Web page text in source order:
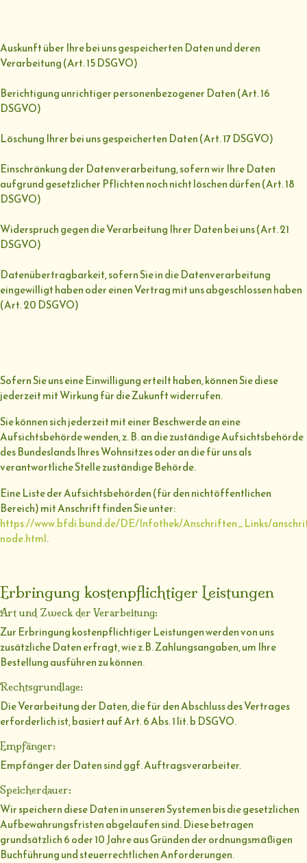
Auskunft über Ihre bei uns gespeicherten Daten und deren
Verarbeitung (Art. 15 DSGVO)
Berichtigung unrichtiger personenbezogener Daten (Art. 16
DSGVO)
Löschung Ihrer bei uns gespeicherten Daten (Art. 17 DSGVO)
Einschränkung der Datenverarbeitung, sofern wir Ihre Daten
aufgrund gesetzlicher Pflichten noch nicht löschen dürfen (Art. 18
DSGVO)
Widerspruch gegen die Verarbeitung Ihrer Daten bei uns (Art. 21
DSGVO)
Datenübertragbarkeit, sofern Sie in die Datenverarbeitung
eingewilligt haben oder einen Vertrag mit uns abgeschlossen haben
(Art. 20 DSGVO)
Sofern Sie uns eine Einwilligung erteilt haben, können Sie diese
jederzeit mit Wirkung für die Zukunft widerrufen.
Sie können sich jederzeit mit einer Beschwerde an eine
Aufsichtsbehörde wenden, z. B. an die zuständige Aufsichtsbehörde
des Bundeslands Ihres Wohnsitzes oder an die für uns als
verantwortliche Stelle zuständige Behörde.
Eine Liste der Aufsichtsbehörden (für den nichtöffentlichen
Bereich) mit Anschrift finden Sie unter:
https://www.bfdi.bund.de/DE/Infothek/Anschriften_Links/
node.html.
Erbringung kostenpflichtiger Leistungen
Art und Zweck der Verarbeitung:
Zur Erbringung kostenpflichtiger Leistungen werden von uns
zusätzliche Daten erfragt, wie z.B. Zahlungsangaben, um Ihre
Bestellung ausführen zu können.
Rechtsgrundlage:
Die Verarbeitung der Daten, die für den Abschluss des Vertrages
erforderlich ist, basiert auf Art. 6 Abs. 1 lit. b DSGVO.
Empfänger:
Empfänger der Daten sind ggf. Auftragsverarbeiter.
Speicherdauer:
Wir speichern diese Daten in unseren Systemen bis die gesetzlichen
Aufbewahrungsfristen abgelaufen sind. Diese betragen
grundsätzlich 6 oder 10 Jahre aus Gründen der ordnungsmäßigen
Buchführung und steuerrechtlichen Anforderungen.